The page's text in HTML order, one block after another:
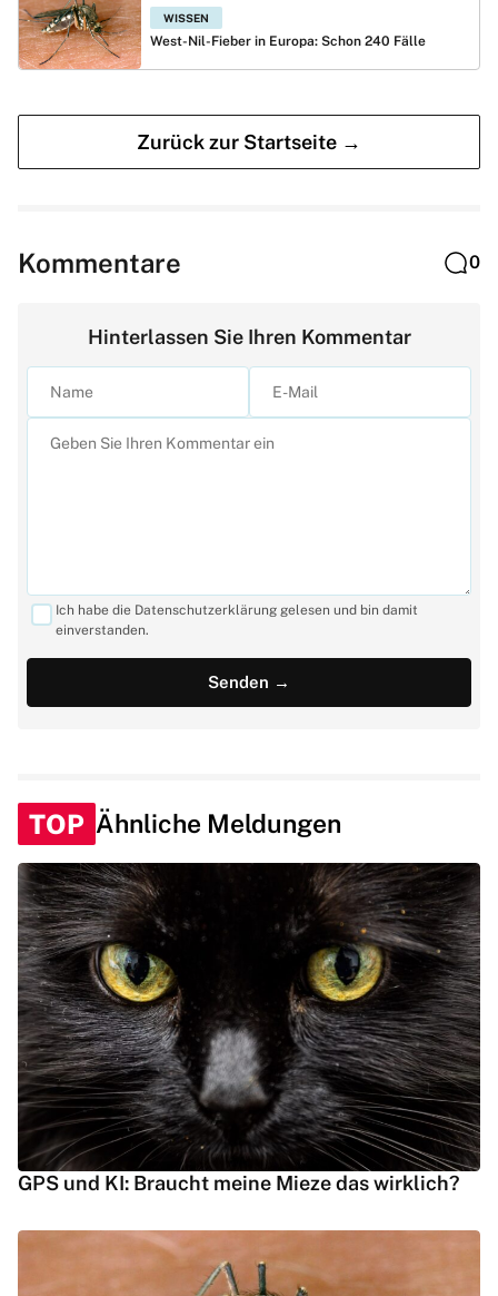
WISSEN
West-Nil-Fieber in Europa: Schon 240 Fälle
Zurück zur Startseite →
Kommentare 0
Hinterlassen Sie Ihren Kommentar
Ich habe die Datenschutzerklärung gelesen und bin damit
einverstanden.
TOP Ähnliche Meldungen
GPS und KI: Braucht meine Mieze das wirklich?